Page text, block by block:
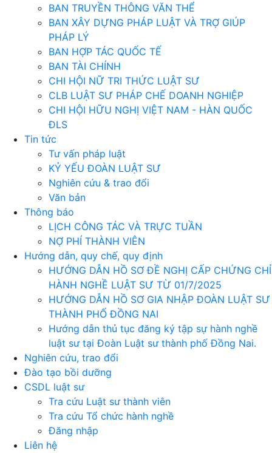
BAN TRUYỀN THÔNG VĂN THỂ
BAN XÂY DỰNG PHÁP LUẬT VÀ TRỢ GIÚP
PHÁP LÝ
BAN HỢP TÁC QUỐC TẾ
BAN TÀI CHÍNH
CHI HỘI NỮ TRI THỨC LUẬT SƯ
CLB LUẬT SƯ PHÁP CHẾ DOANH NGHIỆP
CHI HỘI HỮU NGHỊ VIỆT NAM - HÀN QUỐC
ĐLS
Tin tức
Tư vấn pháp luật
KỶ YẾU ĐOÀN LUẬT SƯ
Nghiên cứu & trao đổi
Văn bản
Thông báo
LỊCH CÔNG TÁC VÀ TRỰC TUẦN
NỢ PHÍ THÀNH VIÊN
Hướng dẫn, quy chế, quy định
HƯỚNG DẪN HỒ SƠ ĐỀ NGHỊ CẤP CHỨNG CHỈ
HÀNH NGHỀ LUẬT SƯ TỪ 01/7/2025
HƯỚNG DẪN HỒ SƠ GIA NHẬP ĐOÀN LUẬT SƯ
THÀNH PHỐ ĐỒNG NAI
Hướng dẫn thủ tục đăng ký tập sự hành nghề
luật sư tại Đoàn Luật sư thành phố Đồng Nai.
Nghiên cứu, trao đổi
Đào tạo bồi dưỡng
CSDL luật sư
Tra cứu Luật sư thành viên
Tra cứu Tổ chức hành nghề
Đăng nhập
Liên hệ